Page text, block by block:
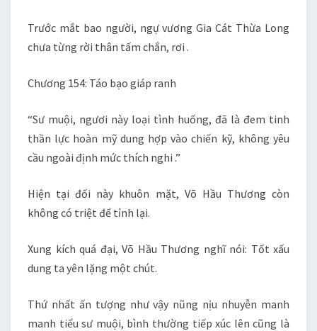
Trước mắt bao người, ngự vương Gia Cát Thừa Long
chưa từng rời thân tấm chắn, rơi .
Chương 154: Táo bạo giáp ranh
“Sư muội, ngươi này loại tình huống, đã là đem tinh
thần lực hoàn mỹ dung hợp vào chiến kỹ, không yêu
cầu ngoài định mức thích nghi .”
Hiện tại đối này khuôn mặt, Võ Hầu Thương còn
không có triệt để tỉnh lại.
Xung kích quá đại, Võ Hầu Thương nghĩ nói: Tốt xấu
dung ta yên lặng một chút.
Thứ nhất ấn tượng như vậy nũng nịu nhuyễn manh
manh tiểu sư muội, bình thường tiếp xúc lên cũng là